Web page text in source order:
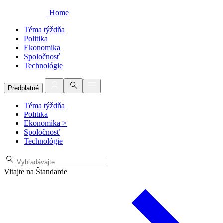
Home
Téma týždňa
Politika
Ekonomika
Spoločnosť
Technológie
Predplatné
Téma týždňa
Politika
Ekonomika >
Spoločnosť
Technológie
Vitajte na Štandarde